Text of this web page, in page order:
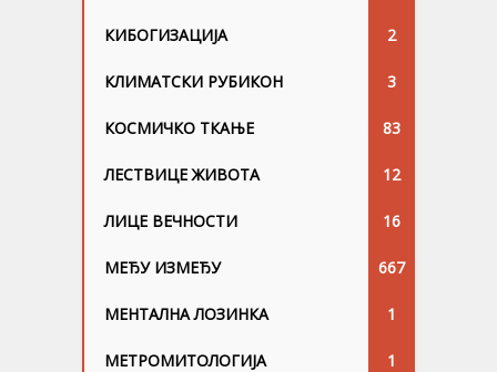
КИБОГИЗАЦИЈА 2
КЛИМАТСКИ РУБИКОН 3
КОСМИЧКО ТКАЊЕ 83
ЛЕСТВИЦЕ ЖИВОТА 12
ЛИЦЕ ВЕЧНОСТИ 16
МЕЂУ ИЗМЕЂУ 667
МЕНТАЛНА ЛОЗИНКА 1
МЕТРОМИТОЛОГИЈА 1